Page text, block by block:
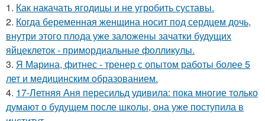
1. Как накачать ягодицы и не угробить суставы.
2. Когда беременная женщина носит под сердцем дочь,
внутри этого плода уже заложены зачатки будущих
яйцеклеток - примордиальные фолликулы.
3. Я Марина, фитнес - тренер с опытом работы более 5
лет и медицинским образованием.
4. 17-Летняя Аня пересильд удивила: пока многие только
думают о будущем после школы, она уже поступила в